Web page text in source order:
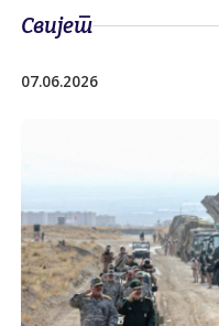
Свијет
07.06.2026